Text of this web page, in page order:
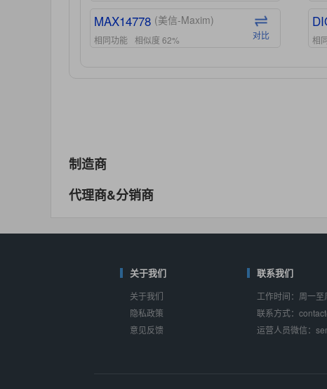
MAX14778 (美信-Maxim)
相同功能 相似度 62% 对比
MAX14760
M74HC4852
相同功能 相似度 50% 对比
TC4052BFT (东芝-Toshiba)
相似度 50% 对比
相
相
制造商
代理商&分销商
关于我们
关于我们
隐私政策
意见反馈
联系我们
工作时间：周一
联系方式：
运营人员微信：